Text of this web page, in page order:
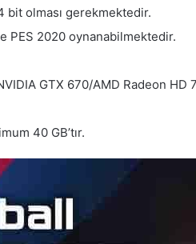
bit olması gerekmektedir.
PES 2020 oynanabilmektedir.
GTX 670/AMD Radeon
40 GB’tır.